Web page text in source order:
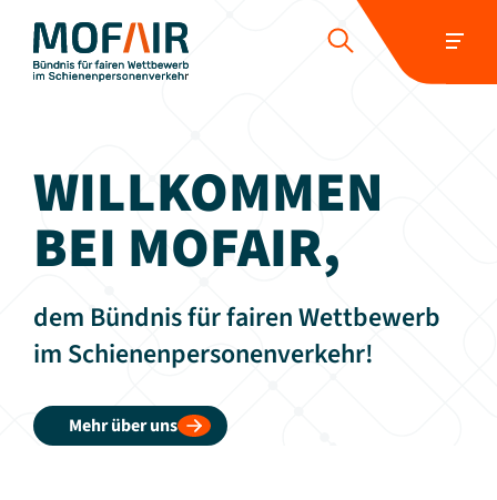
WETTBEWERBER-REPORT
PRESSE UND NEUIGKEITEN
SCHIENENJOBS
KONTAKT
Folgen Sie uns:
WILLKOMMEN
BEI MOFAIR,
dem Bündnis für fairen Wettbewerb
im Schienenpersonenverkehr!
Mehr über uns